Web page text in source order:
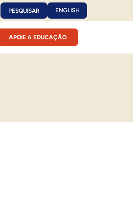
PESQUISAR ENGLISH
APOIE A EDUCAÇÃO